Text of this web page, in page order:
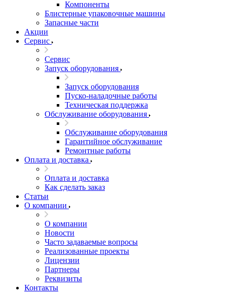
Компоненты
Блистерные упаковочные машины
Запасные части
Акции
Сервис
Сервис
Запуск оборудования
Запуск оборудования
Пуско-наладочные работы
Техническая поддержка
Обслуживание оборудования
Обслуживание оборудования
Гарантийное обслуживание
Ремонтные работы
Оплата и доставка
Оплата и доставка
Как сделать заказ
Статьи
О компании
О компании
Новости
Часто задаваемые вопросы
Реализованные проекты
Лицензии
Партнеры
Реквизиты
Контакты